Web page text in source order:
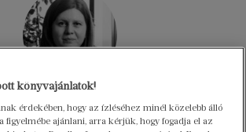
könyvajánlatok!
érdekében, hogy az ízléséhez minél közelebb álló
figyelmébe ajánlani, arra kérjük, hogy fogadja el az